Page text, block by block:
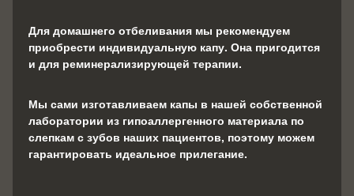
Для домашнего отбеливания мы рекомендуем
приобрести индивидуальную капу. Она пригодится
и для реминерализирующей терапии.
Мы сами изготавливаем капы в нашей собственной
лаборатории из гипоаллергенного материала по
слепкам с зубов наших пациентов, поэтому можем
гарантировать идеальное прилегание.